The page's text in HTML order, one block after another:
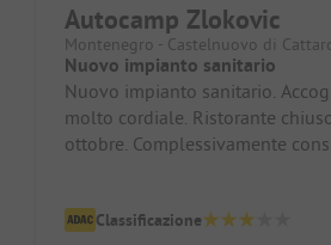
Autocamp Zlokovic
Montenegro - Castelnuovo di
Nuovo impianto sanitario
Nuovo impianto sanitario.
molto cordiale. Ristorante
ottobre. Complessivamente
Classificazione